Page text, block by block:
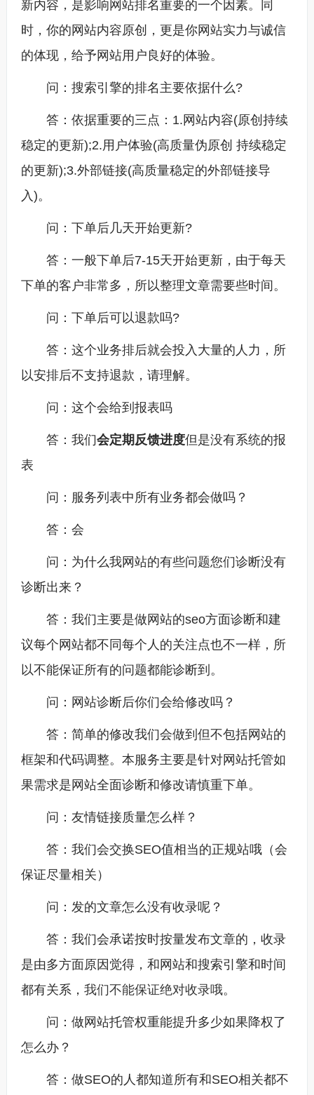
新内容，是影响网站排名重要的一个因素。同
时，你的网站内容原创，更是你网站实力与诚信
的体现，给予网站用户良好的体验。
问：搜索引擎的排名主要依据什么?
答：依据重要的三点：1.网站内容(原创持续
稳定的更新);2.用户体验(高质量伪原创 持续稳定
的更新);3.外部链接(高质量稳定的外部链接导
入)。
问：下单后几天开始更新?
答：一般下单后7-15天开始更新，由于每天
下单的客户非常多，所以整理文章需要些时间。
问：下单后可以退款吗?
答：这个业务排后就会投入大量的人力，所
以安排后不支持退款，请理解。
问：这个会给到报表吗
答：我们会定期反馈进度但是没有系统的报
表
问：服务列表中所有业务都会做吗？
答：会
问：为什么我网站的有些问题您们诊断没有
诊断出来？
答：我们主要是做网站的seo方面诊断和建
议每个网站都不同每个人的关注点也不一样，所
以不能保证所有的问题都能诊断到。
问：网站诊断后你们会给修改吗？
答：简单的修改我们会做到但不包括网站的
框架和代码调整。本服务主要是针对网站托管如
果需求是网站全面诊断和修改请慎重下单。
问：友情链接质量怎么样？
答：我们会交换SEO值相当的正规站哦（会
保证尽量相关）
问：发的文章怎么没有收录呢？
答：我们会承诺按时按量发布文章的，收录
是由多方面原因觉得，和网站和搜索引擎和时间
都有关系， 我们不能保证绝对收录哦。
问：做网站托管权重能提升多少如果降权了
怎么办？
答：做SEO的人都知道所有和SEO相关都不